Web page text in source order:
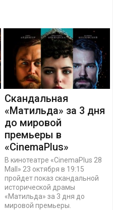
Скандальная
«Матильда» за 3 дня
до мировой
премьеры в
«CinemaPlus»
В кинотеатре «CinemaPlus 28
Mall» 23 октября в 19:15
пройдет показ скандальной
исторической драмы
«Матильда» за 3 дня до
мировой премьеры.